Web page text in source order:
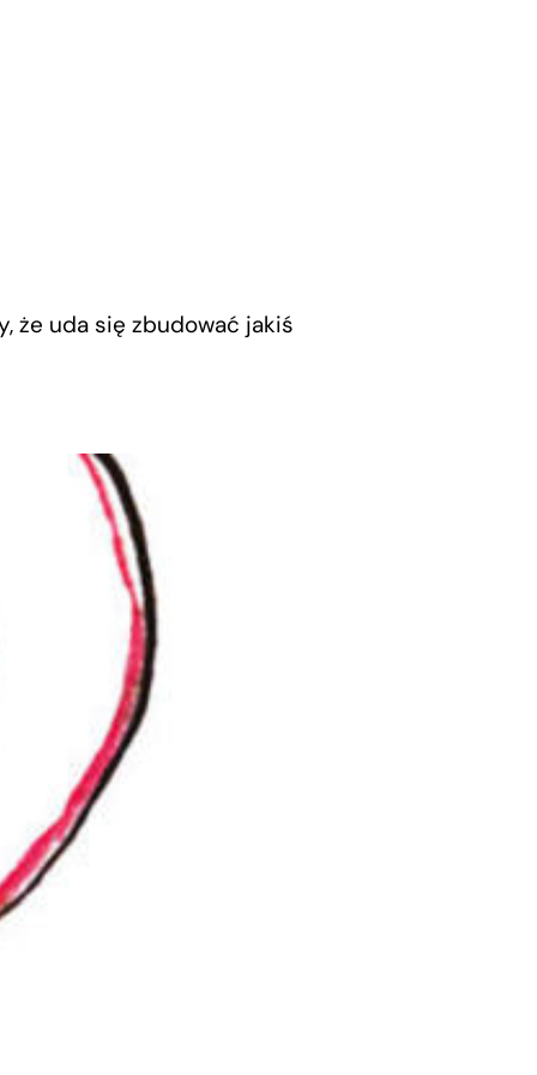
że uda się zbudować jakiś